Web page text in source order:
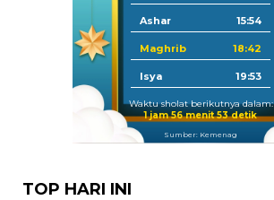
Ashar 15:54
Maghrib 18:42
Isya 19:53
Waktu sholat berikutnya dalam:
1 jam 56 menit 52 detik
Sumber: Kemenag
TOP HARI INI